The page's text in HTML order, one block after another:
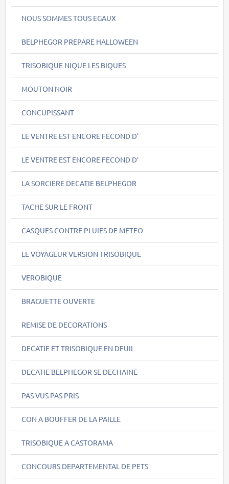
NOUS SOMMES TOUS EGAUX
BELPHEGOR PREPARE HALLOWEEN
TRISOBIQUE NIQUE LES BIQUES
MOUTON NOIR
CONCUPISSANT
LE VENTRE EST ENCORE FECOND D'
LE VENTRE EST ENCORE FECOND D'
LA SORCIERE DECATIE BELPHEGOR
TACHE SUR LE FRONT
CASQUES CONTRE PLUIES DE METEO
LE VOYAGEUR VERSION TRISOBIQUE
VEROBIQUE
BRAGUETTE OUVERTE
REMISE DE DECORATIONS
DECATIE ET TRISOBIQUE EN DEUIL
DECATIE BELPHEGOR SE DECHAINE
PAS VUS PAS PRIS
CON A BOUFFER DE LA PAILLE
TRISOBIQUE A CASTORAMA
CONCOURS DEPARTEMENTAL DE PETS